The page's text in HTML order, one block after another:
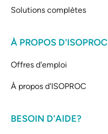
Solutions complètes
À PROPOS D'ISOPROC
Offres d'emploi
À propos d'ISOPROC
BESOIN D'AIDE?